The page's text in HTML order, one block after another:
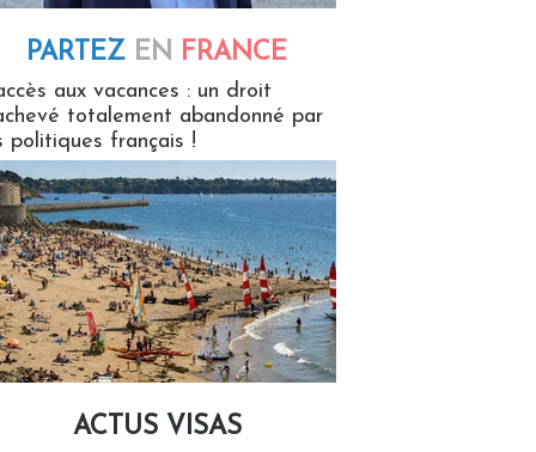
PARTEZ EN FRANCE
aux vacances : un droit
totalement abandonné par
politiques français !
ACTUS VISAS